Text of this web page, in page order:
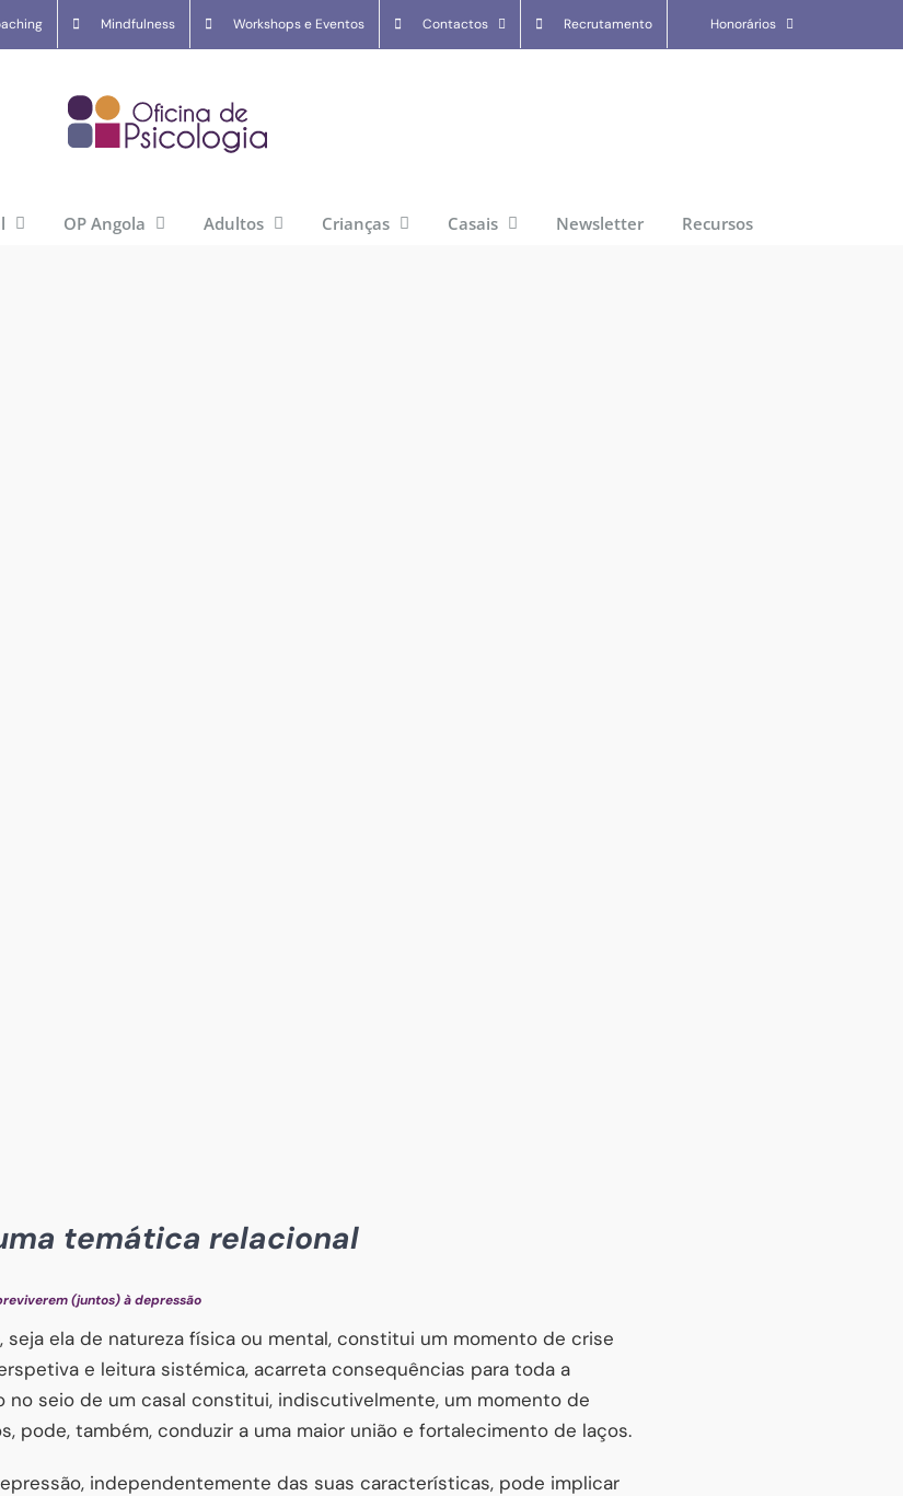
Mindfulness Workshops e Eventos Contactos Recrutamento Honorários
OP Angola Adultos Crianças Casais Newsletter Recursos
temática relacional
(juntos) à depressão
seja ela de natureza física ou mental, constitui um momento de crise
e leitura sistémica, acarreta consequências para toda a
no seio de um casal constitui, indiscutivelmente, um momento de
pode, também, conduzir a uma maior união e fortalecimento de laços.
independentemente das suas características, pode implicar